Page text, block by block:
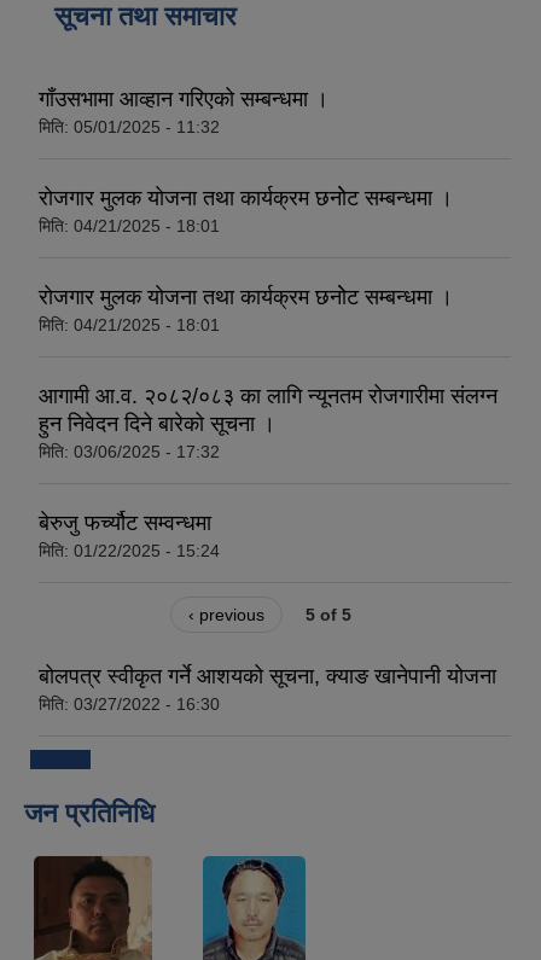
सूचना तथा समाचार
गाँउसभामा आव्हान गरिएको सम्बन्धमा ।
मिति: 05/01/2025 - 11:32
राेजगार मुलक याेजना तथा कार्यक्रम छनाेेट सम्बन्धमा ।
मिति: 04/21/2025 - 18:01
राेजगार मुलक याेजना तथा कार्यक्रम छनाेेट सम्बन्धमा ।
मिति: 04/21/2025 - 18:01
आगामी आ.व. २०८२/०८३ का लागि न्यूनतम रोजगारीमा संलग्न
हुन निवेदन दिने बारेको सूचना ।
मिति: 03/06/2025 - 17:32
बेरुजु फर्च्यौट सम्वन्धमा
मिति: 01/22/2025 - 15:24
‹ previous 5 of 5
बोलपत्र स्वीकृत गर्ने आशयको सूचना, क्याङ खानेपानी योजना
मिति: 03/27/2022 - 16:30
जन प्रतिनिधि